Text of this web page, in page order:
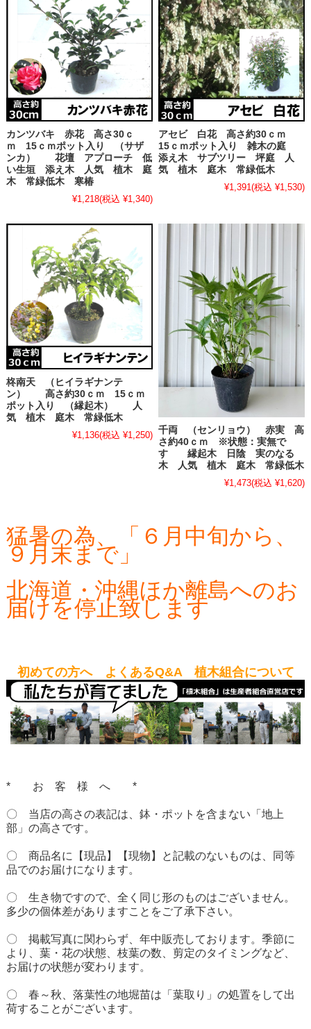
カンツバキ 赤花 高さ30ｃ
ｍ 15ｃｍポット入り （サザ
ンカ） 花壇 アプローチ 低
い生垣 添え木 人気 植木 庭
木 常緑低木 寒椿
¥1,218(税込 ¥1,340)
アセビ 白花 高さ約30ｃｍ
15ｃｍポット入り 雑木の庭
添え木 サブツリー 坪庭 人
気 植木 庭木 常緑低木
¥1,391(税込 ¥1,530)
柊南天 （ヒイラギナンテ
ン） 高さ約30ｃｍ 15ｃｍ
ポット入り （縁起木） 人
気 植木 庭木 常緑低木
¥1,136(税込 ¥1,250)
千両 （センリョウ） 赤実 高
さ約40ｃｍ ※状態：実無で
す 縁起木 日陰 実のなる
木 人気 植木 庭木 常緑低木
¥1,473(税込 ¥1,620)
猛暑の為、「６月中旬から、
９月末まで」
北海道・沖縄ほか離島へのお
届けを停止致します
初めての方へ よくあるQ&A 植木組合について
* お 客 様 へ *
〇 当店の高さの表記は、鉢・ポットを含まない「地上
部」の高さです。
〇 商品名に【現品】【現物】と記載のないものは、同等
品でのお届けになります。
〇 生き物ですので、全く同じ形のものはございません。
多少の個体差がありますことをご了承下さい。
〇 掲載写真に関わらず、年中販売しております。季節に
より、葉・花の状態、枝葉の数、剪定のタイミングなど、
お届けの状態が変わります。
〇 春～秋、落葉性の地堀苗は「葉取り」の処置をして出
荷することがございます。